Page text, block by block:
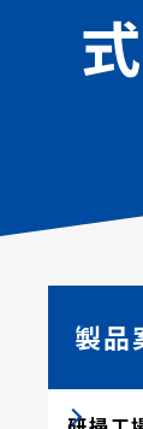
製品